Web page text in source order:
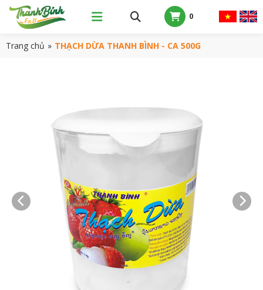
0
Trang chủ » THẠCH DỪA THANH BÌNH - CA 500G